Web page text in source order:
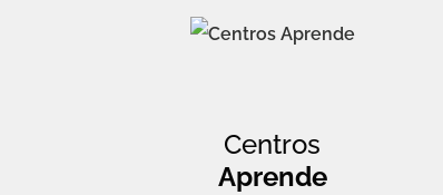
Centros
Aprende